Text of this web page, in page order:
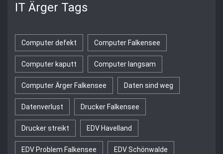
IT Ärger Tags
Computer defekt Computer Falkensee
Computer kaputt Computer langsam
Computer Ärger Falkensee Daten sind weg
Datenverlust Drucker Falkensee
Drucker streikt EDV Havelland
EDV Problem Falkensee EDV Schönwalde